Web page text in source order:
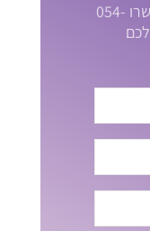
השאירו כאן פרטים או התקשרו 054-